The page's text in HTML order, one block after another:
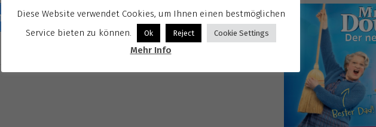
Weihnachts-Party
Diese Website verwendet Cookies, um Ihnen einen bestmöglichen
Service bieten zu können.
Ok Reject Cookie Settings
Mehr Info